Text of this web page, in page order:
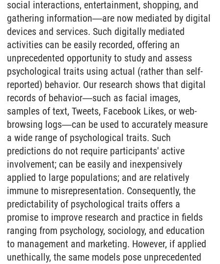
social interactions, entertainment, shopping, and
gathering information―are now mediated by digital
devices and services. Such digitally mediated
activities can be easily recorded, offering an
unprecedented opportunity to study and assess
psychological traits using actual (rather than self-
reported) behavior. Our research shows that digital
records of behavior―such as facial images,
samples of text, Tweets, Facebook Likes, or web-
browsing logs―can be used to accurately measure
a wide range of psychological traits. Such
predictions do not require participants' active
involvement; can be easily and inexpensively
applied to large populations; and are relatively
immune to misrepresentation. Consequently, the
predictability of psychological traits offers a
promise to improve research and practice in fields
ranging from psychology, sociology, and education
to management and marketing. However, if applied
unethically, the same models pose unprecedented